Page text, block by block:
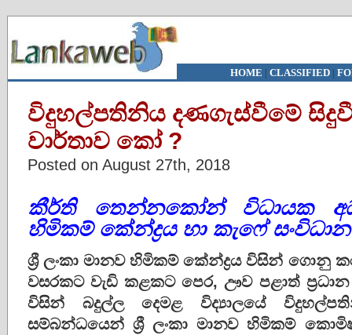
HOME | CLASSIFIED|
විදුහල්පතිනිය දණගැස්වීමේ
වාර්තාව කෝ ?
Posted on August 27th, 2018
කීර්ති තෙන්නකෝන් විධායක
හිමිකම් කේන්ද්‍ර‍ය හා කැෆේ
ශ්‍රී ලංකා මානව හිමිකම් කේන්ද්‍රය විසින් ගොනු
වසරකට වැඩි කළකට පෙර, ඌව පළාත් ප්‍රධාන
විසින් බදුල්ල දෙමළ විද්‍යාලයේ
සම්බන්ධයෙන් ශ්‍රී ලංකා මානව හිමිකම්